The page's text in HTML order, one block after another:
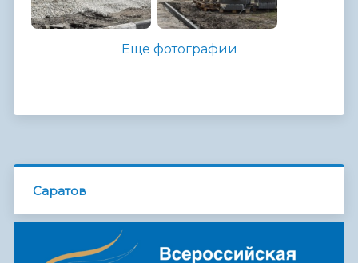
Еще фотографии
Саратов